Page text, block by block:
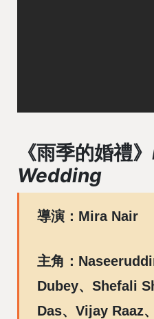
《雨季的婚禮》
Wedding
導演：Mira Nair
主角：
Dubey、Shefali
Das、Vijay Raaz